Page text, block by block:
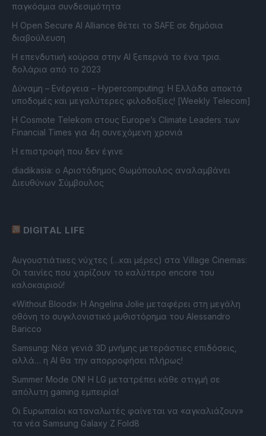
παγκόσμια συνδεσιμότητα
Η Open Secure AI Alliance θέτει το SAFE σε δημόσια
διαβούλευση
Η επενδυτική κούρσα στην AI ξεπερνά το ένα τρισ.
δολάρια από το 2023
Δύναμη – Ενέργεια – Ηypercomputing: Η Ελλάδα αποκτά
υποδομές και μεγαλύτερες φιλοδοξίες! [Weekly Telecom]
Η Cosmote Telekom στους Europe’s Climate Leaders των
Financial Times για 4η συνεχόμενη χρονιά
Η επιστροφή που δεν έγινε
diadikasia: ο Αριστόδημος Θωμόπουλος αναλαμβάνει
Διευθύνων Σύμβουλος
DIGITAL LIFE
Αυγουστιάτικες νύχτες (…και μέρες) στα Village Cinemas:
Οι ταινίες που χαρίζουν το καλύτερο encore του
καλοκαιριού!
«Without Blood»: Η Angelina Jolie μεταφέρει στη μεγάλη
οθόνη το συγκλονιστικό μυθιστόρημα του Alessandro
Baricco
Samsung: Νέα γενιά 3D μνήμης μετεράστιες επιδόσεις,
αλλά… η AI θα την απορροφήσει πλήρως!
Summer Mode ON! Η LG μετατρέπει κάθε στιγμή σε
απόλυτη gaming εμπειρία!
Οι Ευρωπαίοι καταναλωτές φαίνεται να «αγκαλιάζουν»
τα νέα Samsung Galaxy Z Fold8